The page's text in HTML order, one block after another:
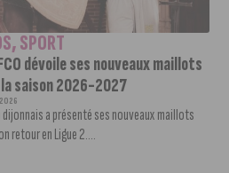
,SPORT
dévoile ses nouveaux maillots
saison 2026-2027
dijonnais a présenté ses nouveaux maillots
retour en Ligue 2....